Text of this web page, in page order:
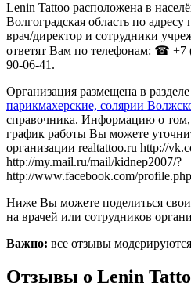
Lenin Tattoo расположена в
Волгоградская область по
врач/директор и сотрудники
ответят Вам по телефонам: ☎ +7
90-06-41.
Организация размещена в разделе
парикмахерские, солярии
справочника. Информацию о том,
график работы Вы можете
организации realtattoo.ru http://
http://my.mail.ru/mail/kidnep2007/?
http://www.facebook.com/
Ниже Вы можете поделиться
на врачей или сотрудников
Важно: все отзывы
Отзывы о Lenin